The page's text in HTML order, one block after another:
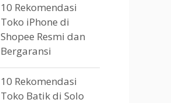
10 Rekomendasi
Toko iPhone di
Shopee Resmi dan
Bergaransi
10 Rekomendasi
Toko Batik di Solo